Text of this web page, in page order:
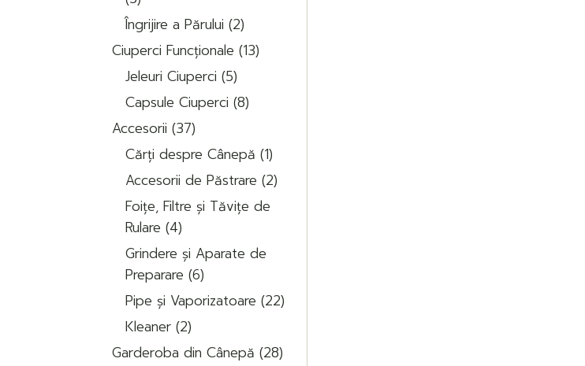
produse
Îngrijire a Părului 22
produse
Ciuperci Funcționale 1313
produse
Jeleuri Ciuperci 55
produse
Capsule Ciuperci 88
produse
Accesorii 3737
de
produse
Cărți despre Cânepă 11
produs
Accesorii de Păstrare 22
produse
Foițe, Filtre și Tăvițe de
Rulare 44
produse
Grindere și Aparate de
Preparare 66
produse
Pipe și Vaporizatoare 2222
de
Kleaner 22
produse
Garderoba din Cânepă 2828
de